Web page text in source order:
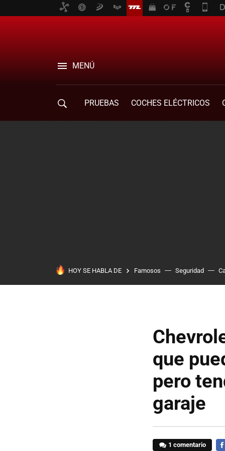
MENÚ
PRUEBAS COCHES ELÉCTRICOS
HOY SE HABLA DE Famosos Seguridad
que
pero
garaje
1 comentario